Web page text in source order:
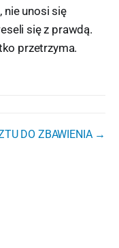
nie unosi się
się z prawdą.
przetrzyma.
DO ZBAWIENIA →